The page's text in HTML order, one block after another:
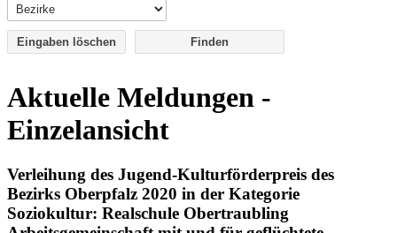
Eingaben löschen
Aktuelle Meldungen -
Einzelansicht
Verleihung des Jugend-Kulturförderpreis des
Bezirks Oberpfalz 2020 in der Kategorie
Soziokultur: Realschule Obertraubling